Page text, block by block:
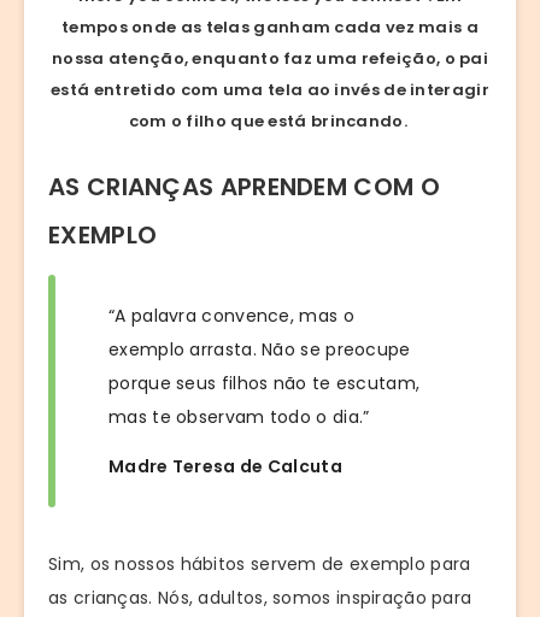
tempos onde as telas ganham cada vez mais a
nossa atenção, enquanto faz uma refeição, o pai
está entretido com uma tela ao invés de interagir
com o filho que está brincando.
AS CRIANÇAS APRENDEM COM O
EXEMPLO
“A palavra convence, mas o
exemplo arrasta. Não se preocupe
porque seus filhos não te escutam,
mas te observam todo o dia.”
Madre Teresa de Calcuta
Sim, os nossos hábitos servem de exemplo para
as crianças. Nós, adultos, somos inspiração para